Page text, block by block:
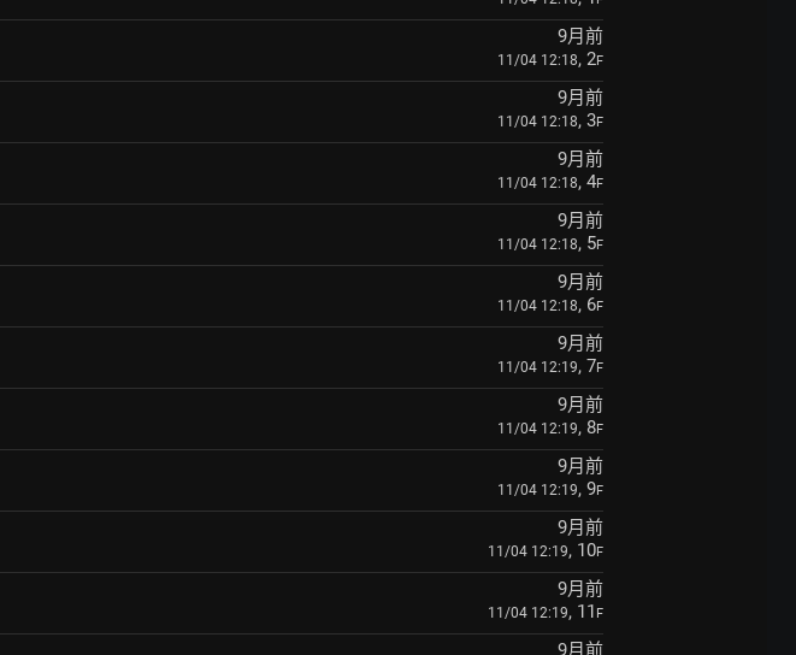
9月前
11/04 12:18, 2F
9月前
11/04 12:18, 3F
9月前
11/04 12:18, 4F
9月前
11/04 12:18, 5F
9月前
11/04 12:18, 6F
9月前
11/04 12:19, 7F
9月前
11/04 12:19, 8F
9月前
11/04 12:19, 9F
9月前
11/04 12:19, 10F
9月前
11/04 12:19, 11 F
9月前